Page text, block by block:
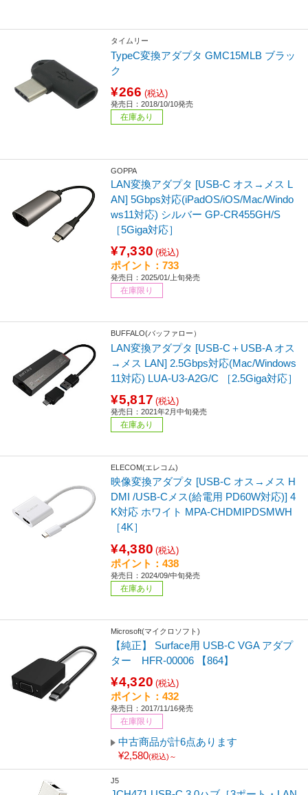
タイムリー
TypeC変換アダプタ GMC15MLB ブラッ
ク
¥266 (税込)
発売日：2018/10/10発売
在庫あり
GOPPA
LAN変換アダプタ [USB-C オス→メス L
AN] 5Gbps対応(iPadOS/iOS/Mac/Windo
ws11対応) シルバー GP-CR455GH/S
［5Giga対応］
¥7,330 (税込)
ポイント：733
発売日：2025/01/上旬発売
在庫限り
BUFFALO(バッファロー）
LAN変換アダプタ [USB-C＋USB-A オス
→メス LAN] 2.5Gbps対応(Mac/Windows
11対応) LUA-U3-A2G/C ［2.5Giga対応］
¥5,817 (税込)
発売日：2021年2月中旬発売
在庫あり
ELECOM(エレコム)
映像変換アダプタ [USB-C オス→メス H
DMI /USB-Cメス(給電用 PD60W対応)] 4
K対応 ホワイト MPA-CHDMIPDSMWH
［4K］
¥4,380 (税込)
ポイント：438
発売日：2024/09/中旬発売
在庫あり
Microsoft(マイクロソフト)
【純正】 Surface用 USB-C VGA アダプ
ター HFR-00006 【864】
¥4,320 (税込)
ポイント：432
発売日：2017/11/16発売
在庫限り
中古商品が計6点あります
¥2,580(税込)～
J5